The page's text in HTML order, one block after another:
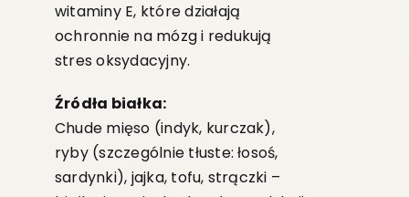
witaminy E, które działają
ochronnie na mózg i redukują
stres oksydacyjny.
Źródła białka:
Chude mięso (indyk, kurczak),
ryby (szczególnie tłuste: łosoś,
sardynki), jajka, tofu, strączki –